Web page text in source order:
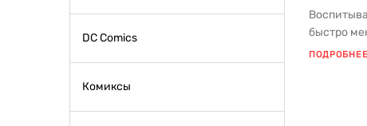
DC Comics
Комиксы
быстро
Нередко
ПОДРОБНЕЕ